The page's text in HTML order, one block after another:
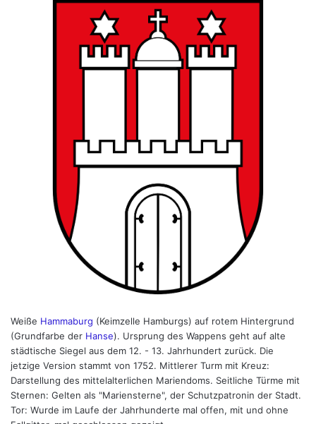
Weiße Hammaburg (Keimzelle Hamburgs) auf rotem Hintergrund
(Grundfarbe der Hanse). Ursprung des Wappens geht auf alte
städtische Siegel aus dem 12. - 13. Jahrhundert zurück. Die
jetzige Version stammt von 1752. Mittlerer Turm mit Kreuz:
Darstellung des mittelalterlichen Mariendoms. Seitliche Türme mit
Sternen: Gelten als "Mariensterne", der Schutzpatronin der Stadt.
Tor: Wurde im Laufe der Jahrhunderte mal offen, mit und ohne